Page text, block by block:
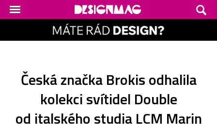
Česká značka Brokis odhalila
kolekci svítidel Double
od italského studia LCM Marin